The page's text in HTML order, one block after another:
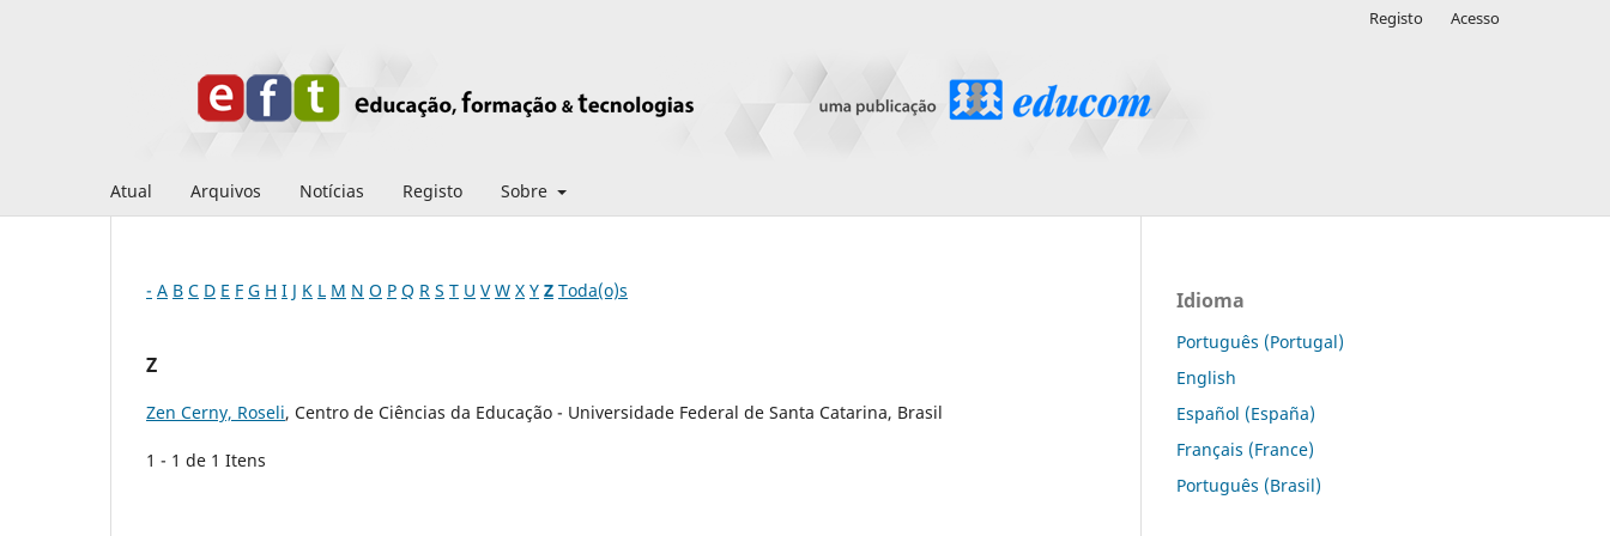
Atual Arquivos Notícias Registo Sobre
Registo Acesso
- A B C D E F G H I J K L M N O P Q R S T U V W X Y Z Toda(o)s
Z
Zen Cerny, Roseli, Centro de Ciências da Educação - Universidade Federal de Santa Catarina, Brasil
1 - 1 de 1 Itens
Idioma
Português (Portugal)
English
Español (España)
Français (France)
Português (Brasil)